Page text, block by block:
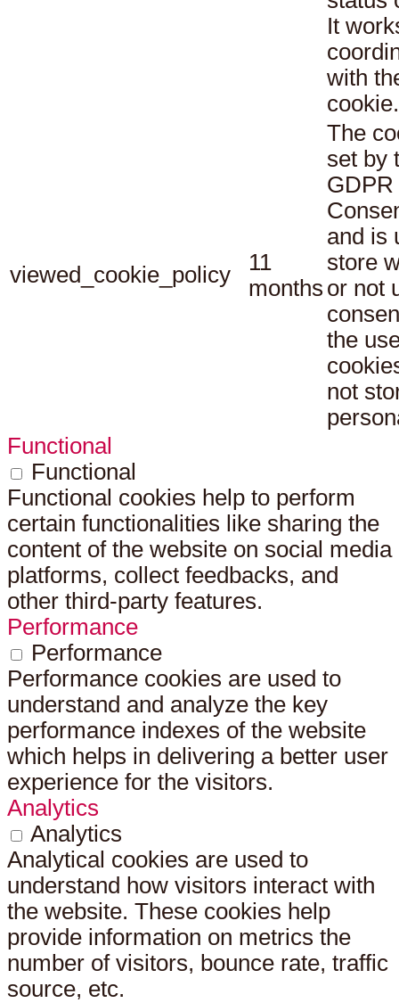
It
with
cookie.
viewed_cookie_policy
11
months
The
set by
and is
store
or not
the
not
Functional
Functional
Functional cookies help to perform
certain functionalities like sharing the
content of the website on social media
platforms, collect feedbacks, and
other third-party features.
Performance
Performance
Performance cookies are used to
understand and analyze the key
performance indexes of the website
which helps in delivering a better user
experience for the visitors.
Analytics
Analytics
Analytical cookies are used to
understand how visitors interact with
the website. These cookies help
provide information on metrics the
number of visitors, bounce rate, traffic
source, etc.